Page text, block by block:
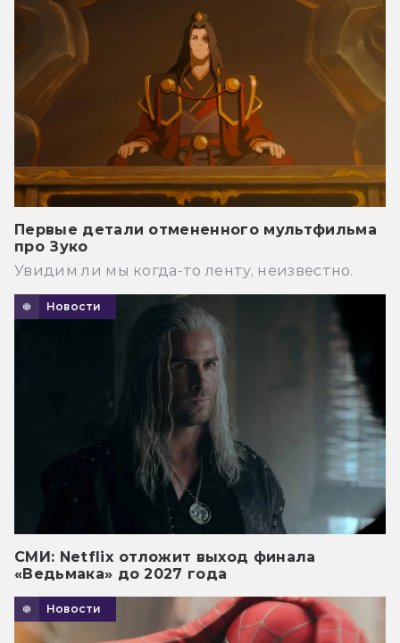
Первые детали отмененного мультфильма
про Зуко
Увидим ли мы когда-то ленту, неизвестно.
Новости
СМИ: Netflix отложит выход финала
«Ведьмака» до 2027 года
Новости